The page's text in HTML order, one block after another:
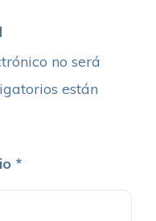
no será
están
*